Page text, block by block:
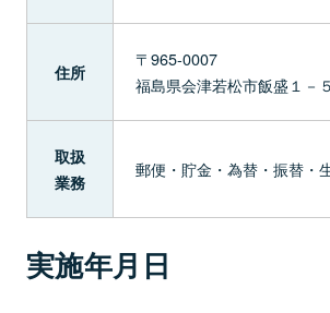
住所
〒965-0007
福島県会津若松市飯盛１－
取扱
業務
郵便・貯金・為替・振替・
実施年月日